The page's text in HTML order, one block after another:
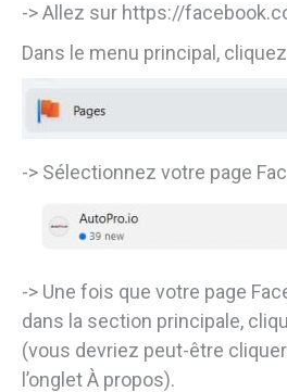
-> Allez sur https://
Dans le menu principal,
-> Sélectionnez votre page
-> Une fois que votre page
dans la section principale,
(vous devriez peut-être
l’onglet À propos).